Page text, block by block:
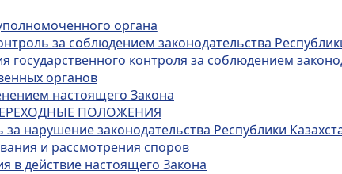
органа
за соблюдением законодательства
государственного контроля за соблюдением
органов
настоящего Закона
ПОЛОЖЕНИЯ
за нарушение законодательства Республики
и рассмотрения споров
в действие настоящего Закона